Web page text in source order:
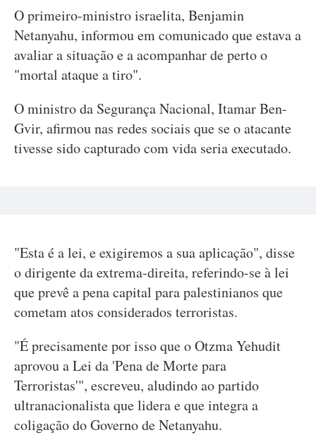
O primeiro-ministro israelita, Benjamin
Netanyahu, informou em comunicado que estava a
avaliar a situação e a acompanhar de perto o
"mortal ataque a tiro".
O ministro da Segurança Nacional, Itamar Ben-
Gvir, afirmou nas redes sociais que se o atacante
tivesse sido capturado com vida seria executado.
"Esta é a lei, e exigiremos a sua aplicação", disse
o dirigente da extrema-direita, referindo-se à lei
que prevê a pena capital para palestinianos que
cometam atos considerados terroristas.
"É precisamente por isso que o Otzma Yehudit
aprovou a Lei da 'Pena de Morte para
Terroristas'", escreveu, aludindo ao partido
ultranacionalista que lidera e que integra a
coligação do Governo de Netanyahu.